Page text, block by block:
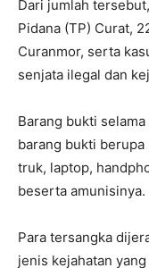
Dari jumlah
Pidana (TP) Curat,
Curanmor, serta
senjata ilegal dan
Barang bukti
barang bukti
truk, laptop,
beserta amunisinya.
Para tersangka
jenis kejahatan